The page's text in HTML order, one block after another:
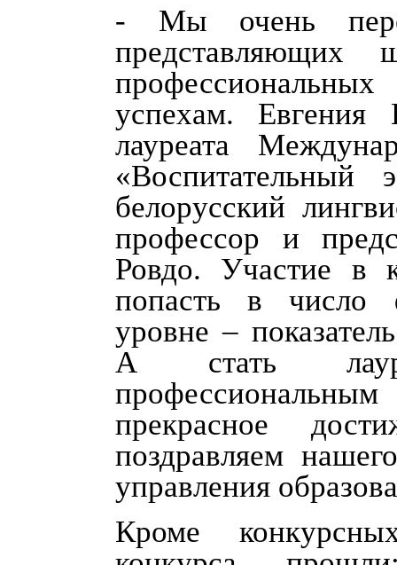
- Мы очень
успехам. Евгения
лауреата
белорусский
профессор и
Ровдо. Участие в
попасть в число
уровне –
А стать
прекрасное
поздравляем
управления
Кроме